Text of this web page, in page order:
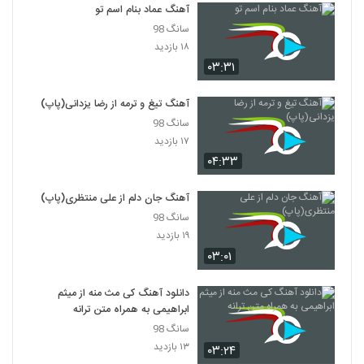
6264
موزیک زیبای دیوونه از د وان
۲۵۴ بازدید
آهنگ دلبر ناب (ورژن جدید) از ناصر
زینعلی(پاپ)
6267
6268
دانلود آهنگ محمود زمانی سر به راه
۲۷۱ بازدید
موزیک زیبای دیوونه از حامد پاشا
۰۳:۳۱
آهنگ عماد بنام اسم تو
سانگ 98
۱۸ بازدید
۰۴:۳۳
آهنگ تیغ و ترمه از رضا یزدانی(پاپ)
سانگ 98
۱۷ بازدید
۰۳:۰۱
آهنگ جان دلم از علی منتظری(پاپ)
سانگ 98
۱۹ بازدید
۰۳:۲۴
دانلود آهنگ کی مث منه از میثم
ابراهیمی به همراه متن ترانه
سانگ 98
۱۳ بازدید